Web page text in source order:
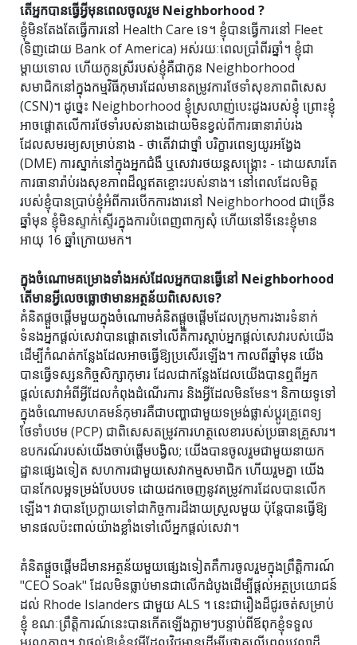
តើអ្នកបានធ្វើអ្វីមុនពេលចូលរួម Neighborhood ?
ខ្ញុំមិនតែងតែធ្វើការនៅ Health Care ទេ។ ខ្ញុំបានធ្វើការនៅ Fleet
(ទិញដោយ Bank of America) អស់រយៈពេលប្រាំពីរឆ្នាំ។ ខ្ញុំជា
ម្តាយទោល ហើយកូនស្រីរបស់ខ្ញុំគឺជាកូន Neighborhood
សមាជិកនៅក្នុងកម្មវិធីកុមារដែលមានតម្រូវការថែទាំសុខភាពពិសេស
(CSN)។ ដូច្នេះ Neighborhood ខ្ញុំស្រលាញ់បេះដូងរបស់ខ្ញុំ ព្រោះខ្ញុំ
អាចផ្តោតលើការថែទាំរបស់នាងដោយមិនខ្វល់ពីការធានារ៉ាប់រង
ដែលសមរម្យសម្រាប់នាង - ថាតើវាជាថ្នាំ បរិក្ខារពេទ្យយូរអង្វែង
(DME) ការស្នាក់នៅក្នុងអ្នកជំងឺ ឬសេវារថយន្តសង្គ្រោះ - ដោយសារតែ
ការធានារ៉ាប់រងសុខភាពដ៏ល្អឥតខ្ចោះរបស់នាង។ នៅពេលដែលមិត្ត
របស់ខ្ញុំបានប្រាប់ខ្ញុំអំពីការបើកការងារនៅ Neighborhood ជាច្រើន
ឆ្នាំមុន ខ្ញុំមិនស្ទាក់ស្ទើរក្នុងការបំពេញពាក្យសុំ ហើយនៅទីនេះខ្ញុំមាន
អាយុ 16 ឆ្នាំក្រោយមក។
ក្នុង​ចំណោម​គម្រោង​ទាំង​អស់​ដែល​អ្នក​បាន​ធ្វើ​នៅ Neighborhood
តើ​មាន​អ្វី​លេចធ្លោ​ថា​មាន​អត្ថន័យ​ពិសេស​ទេ?
គំនិតផ្តួចផ្តើមមួយក្នុងចំណោមគំនិតផ្តួចផ្តើមដែលក្រុមការងារទំនាក់
ទំនងអ្នកផ្តល់សេវាបានផ្តោតទៅលើគឺការស្តាប់អ្នកផ្តល់សេវារបស់យើង
ដើម្បីកំណត់កន្លែងដែលអាចធ្វើឱ្យប្រសើរឡើង។ កាលពីឆ្នាំមុន យើង
បានធ្វើទស្សនកិច្ចសិក្សាកុមារ ដែលជាកន្លែងដែលយើងបានឮពីអ្នក
ផ្តល់សេវាអំពីអ្វីដែលកំពុងដំណើរការ និងអ្វីដែលមិនមែន។ និកាយទូទៅ
ក្នុងចំណោមសហគមន៍កុមារគឺជាបញ្ហាជាមួយទម្រង់ផ្លាស់ប្តូរគ្រូពេទ្យ
ថែទាំបឋម (PCP) ជាពិសេសតម្រូវការហត្ថលេខារបស់ប្រធានគ្រួសារ។
ឧបករណ៍របស់យើងចាប់ផ្តើមបង្វិល; យើងបានចូលរួមជាមួយនាយក
ដ្ឋានផ្សេងទៀត សហការជាមួយសេវាកម្មសមាជិក ហើយរួមគ្នា យើង
បានកែលម្អទម្រង់បែបបទ ដោយដកចេញនូវតម្រូវការដែលបានលើក
ឡើង។ វាបានប្រែក្លាយទៅជាកិច្ចការដ៏ងាយស្រួលមួយ ប៉ុន្តែបានធ្វើឱ្យ
មានផលប៉ះពាល់យ៉ាងខ្លាំងទៅលើអ្នកផ្តល់សេវា។
គំនិតផ្តួចផ្តើមដ៏មានអត្ថន័យមួយផ្សេងទៀតគឺការចូលរួមក្នុងព្រឹត្តិការណ៍
"CEO Soak" ដែលមិនធ្លាប់មានជាលើកដំបូងដើម្បីផ្តល់អត្ថប្រយោជន៍
ដល់ Rhode Islanders ជាមួយ ALS ។ នេះ​ជា​រឿង​ដ៏​ជូរចត់​សម្រាប់​
ខ្ញុំ ខណៈ​ព្រឹត្តិការណ៍​នេះ​បាន​កើត​ឡើង​ភ្លាមៗ​បន្ទាប់​ពី​ឪពុក​ខ្ញុំ​ទទួល​